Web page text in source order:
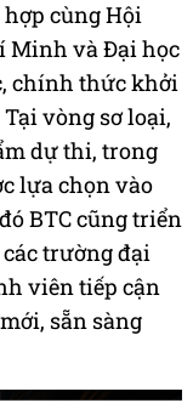
cùng Hội
Minh và Đại học
chính thức khởi
vòng sơ loại,
dự thi, trong
lựa chọn vào
BTC cũng triển
trường đại
viên tiếp cận
sẵn sàng